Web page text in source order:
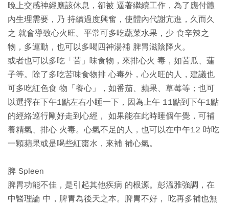
晚上交感神經應該休息，卻被 逼著繼續工作，為了應付體
內生理需要，乃 持續過度興奮，使體內代謝亢進，久而久
之 就會導致心火旺。平常可多吃蔬菜水果，少 食辛辣之
物，多運動，也可以多喝四神湯補 脾胃滋陰降火。
或者也可以多吃「苦」味食物，來排心火 毒，如苦瓜、蓮
子等。除了多吃苦味食物排 心毒外，心火旺的人，建議也
可多吃紅色食 物「養心」，如番茄、蘋果、草莓等；也可
以選擇在下午1點左右小睡一下，因為上午 11點到下午1點
的經絡巡行剛好走到心經， 如果能在此時睡個午覺，可補
養精氣、排心 火毒。心氣不足的人，也可以在中午12 時吃
一顆蘋果或是喝些紅棗水，來補 補心氣。
脾 Spleen
脾胃功能不佳，是引起其他疾病 的根源。彭溫雅強調，在
中醫理論 中，脾胃為後天之本。脾胃不好， 吃再多補也無